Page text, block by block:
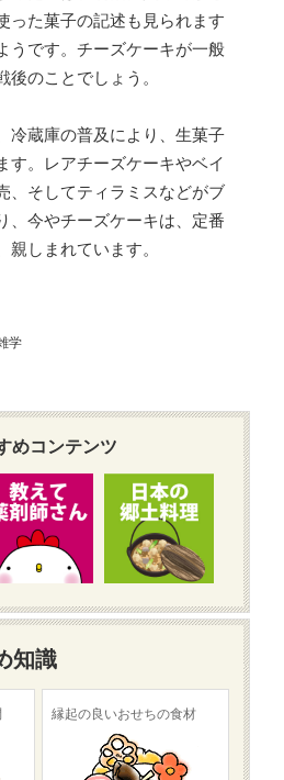
った菓子の記述も見られます
うです。チーズケーキが一般
後のことでしょう。
冷蔵庫の普及により、生菓子
す。レアチーズケーキやベイ
、そしてティラミスなどがブ
、今やチーズケーキは、定番
親しまれています。
学
めコンテンツ
知識
縁起の良いおせちの食材